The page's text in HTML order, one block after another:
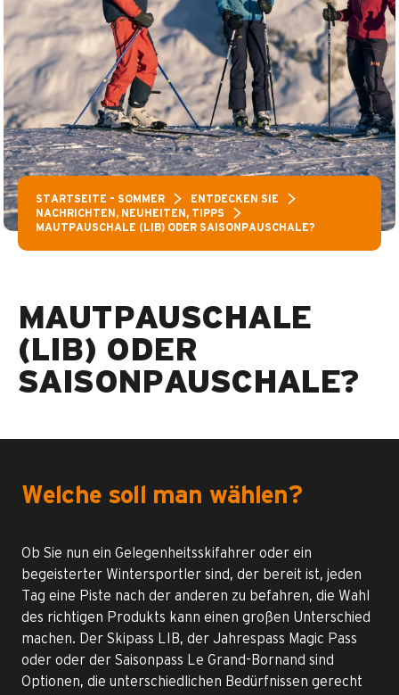
STARTSEITE – SOMMER
ENTDECKEN SIE
NACHRICHTEN, NEUHEITEN, TIPPS
MAUTPAUSCHALE (LIB) ODER SAISONPAUSCHALE?
MAUTPAUSCHALE
(LIB) ODER
SAISONPAUSCHALE?
Welche soll man wählen?
Ob Sie nun ein Gelegenheitsskifahrer oder ein
begeisterter Wintersportler sind, der bereit ist, jeden
Tag eine Piste nach der anderen zu befahren, die Wahl
des richtigen Produkts kann einen großen Unterschied
machen. Der Skipass LIB, der Jahrespass Magic Pass
oder oder der Saisonpass Le Grand-Bornand sind
Optionen, die unterschiedlichen Bedürfnissen gerecht